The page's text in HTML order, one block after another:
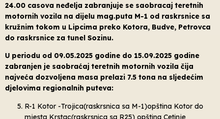
24.00 casova neđelja zabranjuje se saobracaj teretnih
motornih vozila na dijelu mag.puta M-1 od raskrsnice sa
kružnim tokom u Lipcima preko Kotora, Budve, Petrovca
do raskrsnice za tunel Sozinu.
U periodu od 09.05.2025 godine do 15.09.2025 godine
zabranjen je saobraćaj teretnih motornih vozila čija
najveća dozvoljena masa prelazi 7.5 tona na sljedećim
djelovima regionalnih puteva:
R-1 Kotor -Trojica(raskrsnica sa M-1)opština Kotor do
mjesta Krstac(raskrsnica sa R25) opština Cetinje